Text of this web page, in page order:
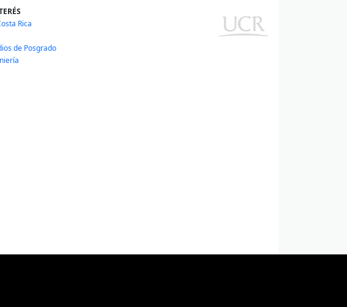
Rica
de Posgrado